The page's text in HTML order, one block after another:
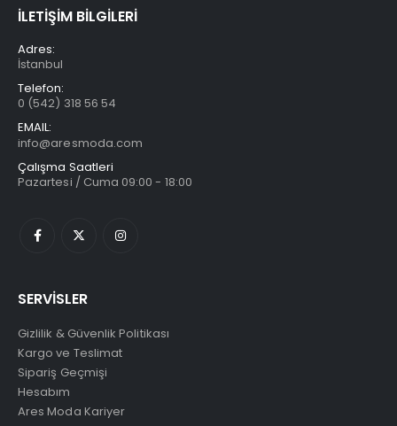
İLETİŞİM BİLGİLERİ
Adres:
İstanbul
Telefon:
0 (542) 318 56 54
EMAIL:
info@aresmoda.com
Çalışma Saatleri
Pazartesi / Cuma 09:00 - 18:00
SERVİSLER
Gizlilik & Güvenlik Politikası
Kargo ve Teslimat
Sipariş Geçmişi
Hesabım
Ares Moda Kariyer